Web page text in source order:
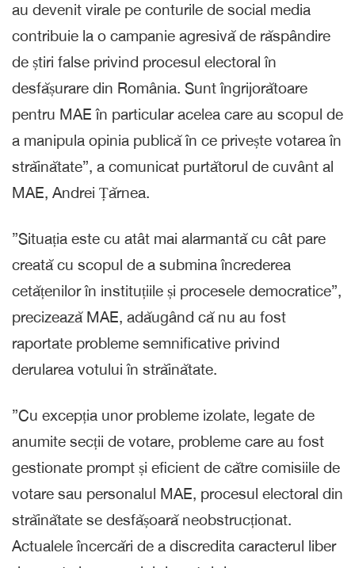
au devenit virale pe conturile de social media
contribuie la o campanie agresivă de răspândire
de știri false privind procesul electoral în
desfășurare din România. Sunt îngrijorătoare
pentru MAE în particular acelea care au scopul de
a manipula opinia publică în ce privește votarea în
străinătate”, a comunicat purtătorul de cuvânt al
MAE, Andrei Țărnea.
”Situația este cu atât mai alarmantă cu cât pare
creată cu scopul de a submina încrederea
cetățenilor în instituțiile și procesele democratice”,
precizează MAE, adăugând că nu au fost
raportate probleme semnificative privind
derularea votului în străinătate.
”Cu excepția unor probleme izolate, legate de
anumite secții de votare, probleme care au fost
gestionate prompt și eficient de către comisiile de
votare sau personalul MAE, procesul electoral din
străinătate se desfășoară neobstrucționat.
Actualele încercări de a discredita caracterul liber